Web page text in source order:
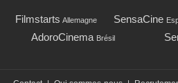
Filmstarts Allemagne SensaCine
AdoroCinema Brésil